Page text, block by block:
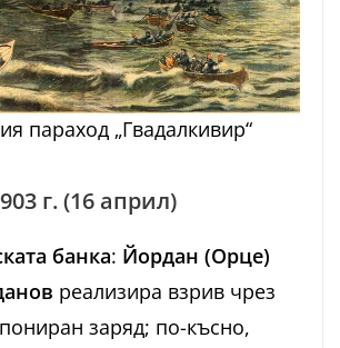
параход „Гвадалкивир“
г. (16 април)
банка: Йордан (Орце)
реализира взрив чрез
заряд; по-късно,